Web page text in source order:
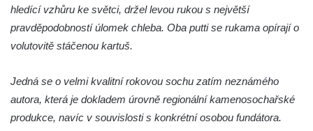
Socha S tebou v parku na Senovážném
náměstí v Českých Budějovicích
Socha Tornádo v parku na Senovážném
Sousoší Humanoidi na Lannově třídě v
Českých Budějovicích
Pomník Vojtěcha Adalberta Lanny v parku
hledící vzhůru ke světci, držel levou rukou s největší
pravděpodobností úlomek chleba. Oba putti se rukama opírají o
volutovitě stáčenou kartuš.
Jedná se o velmi kvalitní rokovou sochu zatím neznámého
autora, která je dokladem úrovně regionální kamenosochařské
produkce, navíc v souvislosti s konkrétní osobou fundátora.